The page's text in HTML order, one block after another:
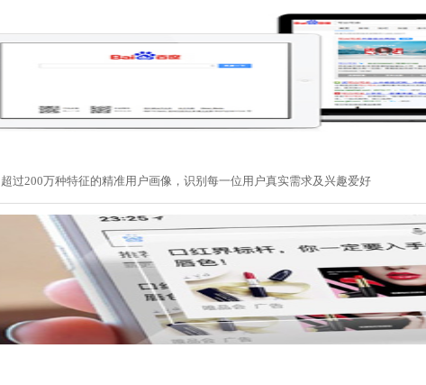
过200万种特征的精准用户画像，识别每一位用户真实需求及兴趣爱好